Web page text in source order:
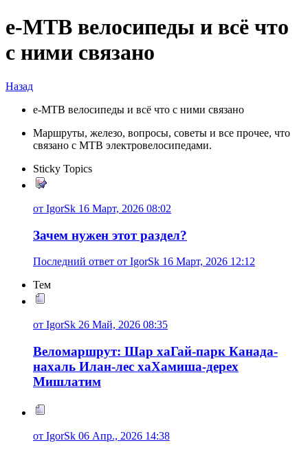
e-MTB велосипеды и всё что
с ними связано
Назад
e-MTB велосипеды и всё что с ними связано
Маршруты, железо, вопросы, советы и все прочее, что
связано с MTB электровелосипедами.
Sticky Topics
от IgorSk 16 Март, 2026 08:02
Зачем нужен этот раздел?
Последний ответ от IgorSk 16 Март, 2026 12:12
Тем
от IgorSk 26 Май, 2026 08:35
Веломаршрут: Шар хаГай-парк Канада-
нахаль Илан-лес хаХамиша-дерех
Мишлатим
от IgorSk 06 Апр., 2026 14:38